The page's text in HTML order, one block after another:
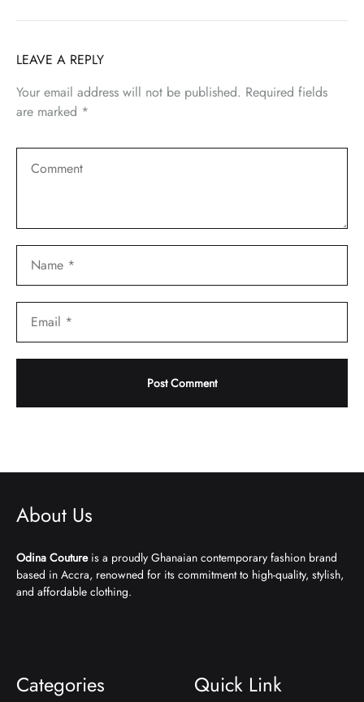
LEAVE A REPLY
Your email address will not be published. Required fields
are marked *
About Us
Odina Coutureis a proudly Ghanaian contemporary fashion brand
based in Accra, renowned for its commitment to high-quality, stylish,
and affordable clothing.
Categories Quick Link